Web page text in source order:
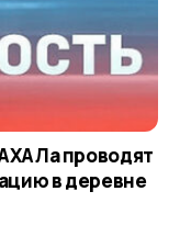
проводят
в деревне